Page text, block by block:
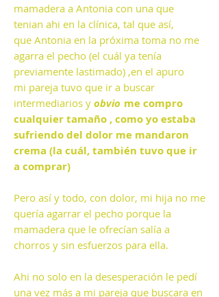
mamadera a Antonia con una que
tenian ahi en la clínica, tal que así,
que Antonia en la próxima toma no me
agarra el pecho (el cuál ya tenía
previamente lastimado) ,en el apuro
mi pareja tuvo que ir a buscar
intermediarios y obvio me compro
cualquier tamaño , como yo estaba
sufriendo del dolor me mandaron
crema (la cuál, también tuvo que ir
a comprar)
Pero así y todo, con dolor, mi hija no me
quería agarrar el pecho porque la
mamadera que le ofrecían salía a
chorros y sin esfuerzos para ella.
Ahi no solo en la desesperación le pedí
una vez más a mi pareja que buscara en